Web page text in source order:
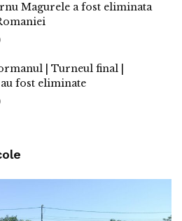
Magurele a fost eliminata
| Turneul final |
fost eliminate